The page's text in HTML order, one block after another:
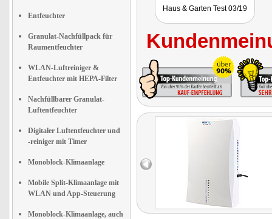
Entfeuchter
Granulat-Nachfüllpack für
Raumentfeuchter
WLAN-Luftreiniger &
Entfeuchter mit HEPA-Filter
Nachfüllbarer Granulat-
Luftentfeuchter
Digitaler Luftentfeuchter und
-reiniger mit Timer
Monoblock-Klimaanlage
Mobile Split-Klimaanlage mit
WLAN und App-Steuerung
Monoblock-Klimaanlage, auch
auch für ältere Personen
Steckdosen sehr gut
geeignet."
Haus & Garten Test 03/19